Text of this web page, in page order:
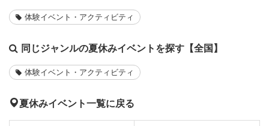
体験イベント・アクティビティ
同じジャンルの夏休みイベントを探す【全国】
体験イベント・アクティビティ
夏休みイベント一覧に戻る